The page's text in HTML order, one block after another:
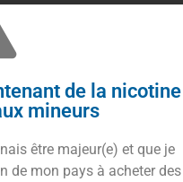
N° d’avis de passage
Laisser un
de la nicotine
mineurs
être majeur(e) et que je
de mon pays à acheter des